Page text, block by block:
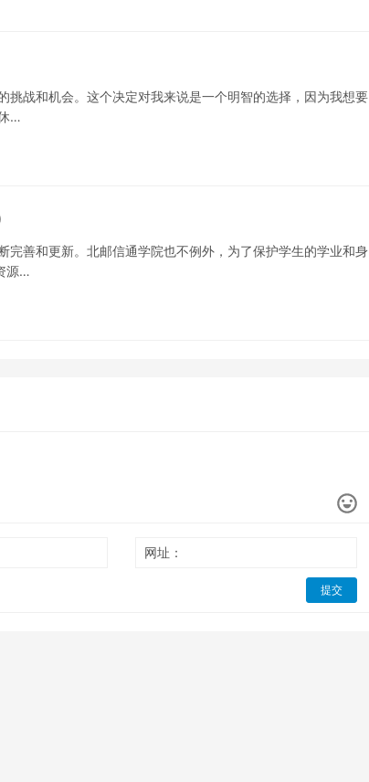
战和机会。这个决定对我来说是一个明智的选择，因为我想要
…
善和更新。北邮信通学院也不例外，为了保护学生的学业和身
源…
网址：
提交